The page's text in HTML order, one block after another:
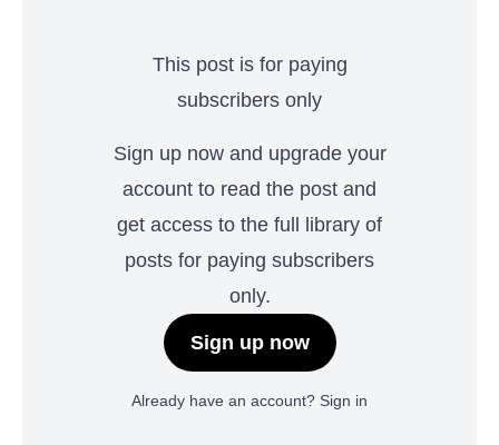
This post is for paying
subscribers only
Sign up now and upgrade your
account to read the post and
get access to the full library of
posts for paying subscribers
only.
Sign up now
Already have an account? Sign in